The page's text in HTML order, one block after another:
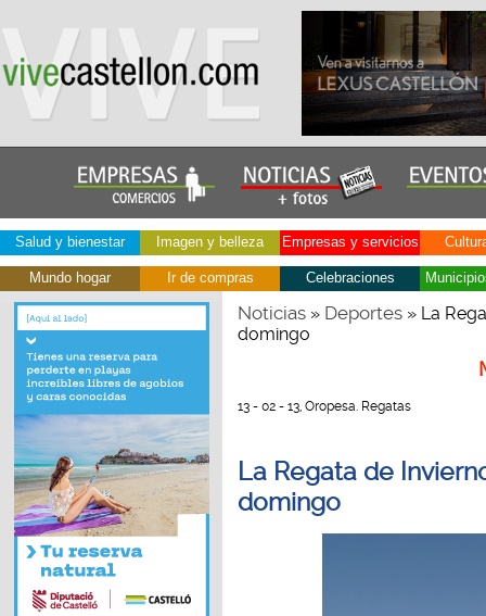
Salud y bienestar Imagen y belleza Empresas y servicios
Mundo hogar Ir de compras Celebraciones
Noticias» Deportes» La
domingo
13 - 02 - 13, Oropesa. Regatas
La Regata de
domingo